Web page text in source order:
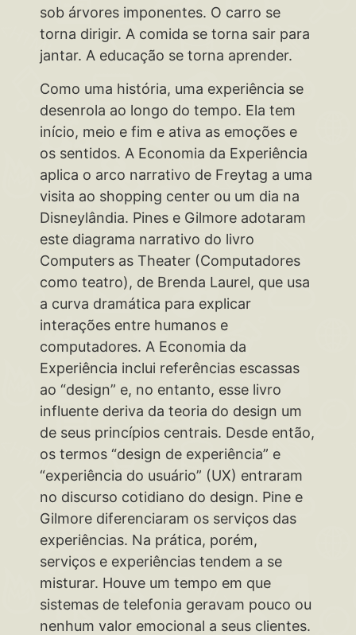
sob árvores imponentes. O carro se
torna dirigir. A comida se torna sair para
jantar. A educação se torna aprender.
Como uma história, uma experiência se
desenrola ao longo do tempo. Ela tem
início, meio e fim e ativa as emoções e
os sentidos. A Economia da Experiência
aplica o arco narrativo de Freytag a uma
visita ao shopping center ou um dia na
Disneylândia. Pines e Gilmore adotaram
este diagrama narrativo do livro
Computers as Theater (Computadores
como teatro), de Brenda Laurel, que usa
a curva dramática para explicar
interações entre humanos e
computadores. A Economia da
Experiência inclui referências escassas
ao “design” e, no entanto, esse livro
influente deriva da teoria do design um
de seus princípios centrais. Desde então,
os termos “design de experiência” e
“experiência do usuário” (UX) entraram
no discurso cotidiano do design. Pine e
Gilmore diferenciaram os serviços das
experiências. Na prática, porém,
serviços e experiências tendem a se
misturar. Houve um tempo em que
sistemas de telefonia geravam pouco ou
nenhum valor emocional a seus clientes.